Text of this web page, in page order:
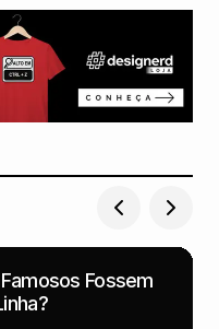
Fossem